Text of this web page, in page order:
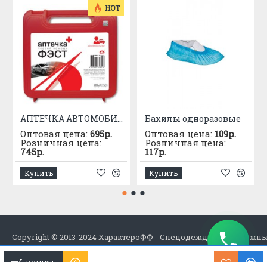
HOT
АПТЕЧКА АВТОМОБИЛЬНАЯ приказ №1080
Оптовая цена: 695р.
Розничная цена:
745р.
Купить
Бахилы одноразовые
Оптовая цена: 109р.
Розничная цена:
117р.
Купить
Copyright © 2013-2024 ХарактероФФ - Спецодежда в